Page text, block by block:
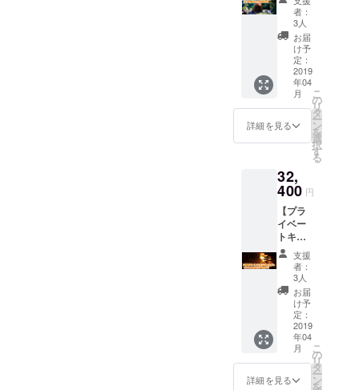
属） ・
無人島
近くの
シェア
ハウス
への宿
泊権
出来ま
す。 開
発サロ
ンでイ
ベント
を企画
し、開
催する
ことも
可能。
非公開
facebo
ジへの
参加権
・無人
島を
使った
イベン
トの主
催権
（サロ
ンに付
属） ・
無人島
シェア
170g×3
個 ・み
かん
ジャム
300g×1
個 ・み
かんポ
ン酢
900ml×
1本
泊２
日）へ
の参加
権＋無
人島開
発サロ
ン参加
権（１
年
分）】
無人島
キャン
は3種類
の中か
ら選べ
ます。※
日程調
整後、
実施し
ます。
・ガチ
サバイ
バル
キャン
プ（ご
本人１
名） ・
親子
キャン
者：
3人
お届
け予
定：
2019
年04
月
詳細を見る
こ
の
リ
タ
ー
ン
を
選
択
す
る
32,
400 円
【プラ
イベー
トキャ
ンプチ
ケット
＋無人
島開発
サロン
参加権
（１年
分）】
無人島
でキャ
ンプを
支援
者：
3人
お届
け予
定：
2019
年04
月
詳細を見る
こ
の
リ
タ
ー
ン
を